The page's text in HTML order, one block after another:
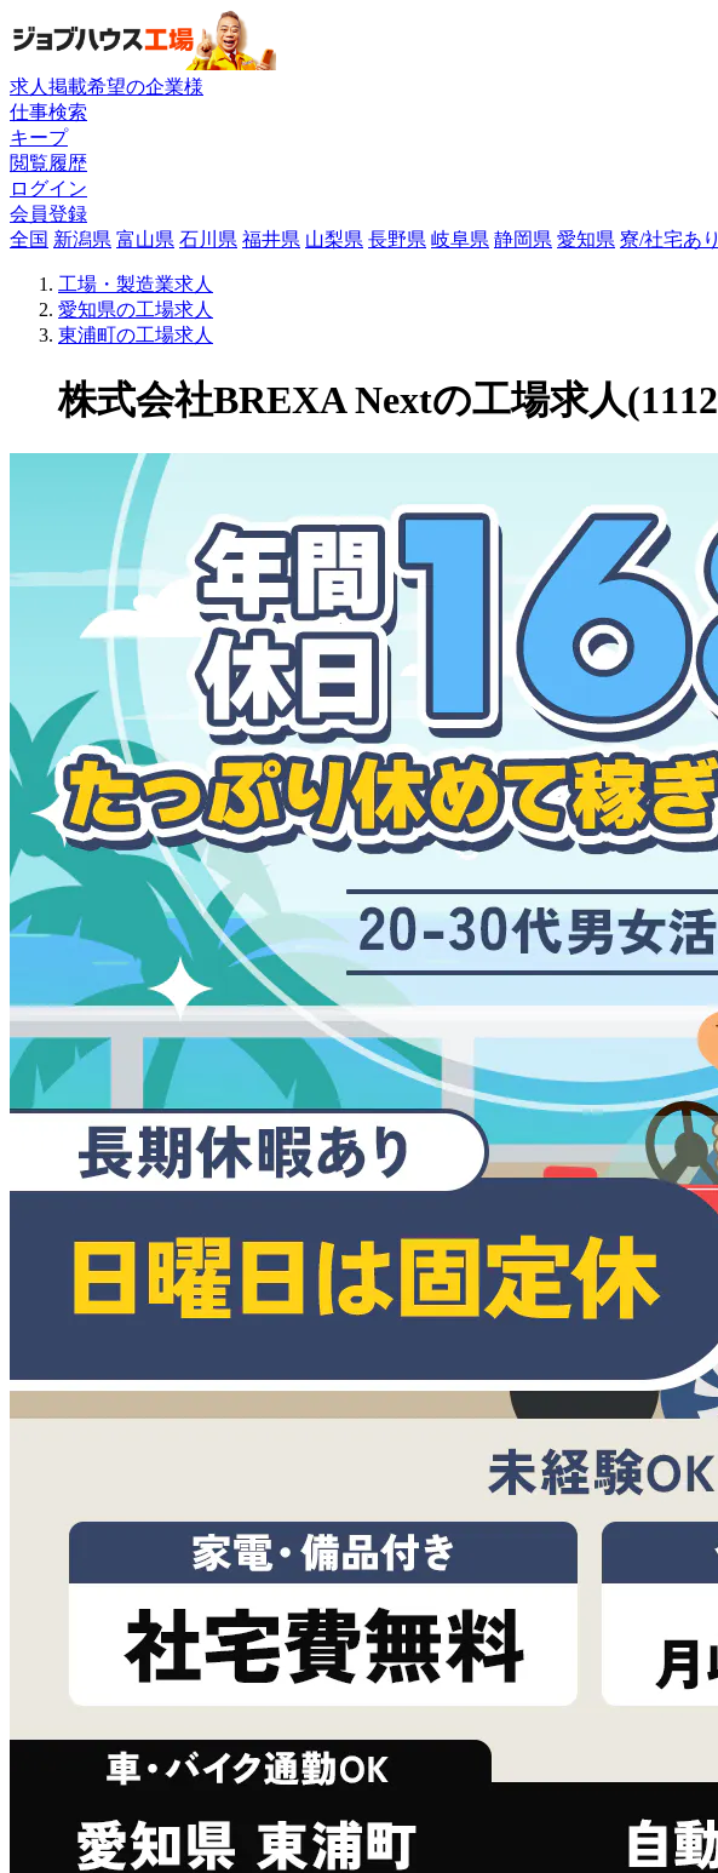
求人掲載希望の企業様
仕事検索
キープ
閲覧履歴
ログイン
会員登録
全国 新潟県 富山県 石川県 福井県 山梨県 長野県 岐阜県 静岡県 愛知県 寮/社宅あり
工場・製造業求人
愛知県の工場求人
東浦町の工場求人
株式会社BREXA Nextの工場求人